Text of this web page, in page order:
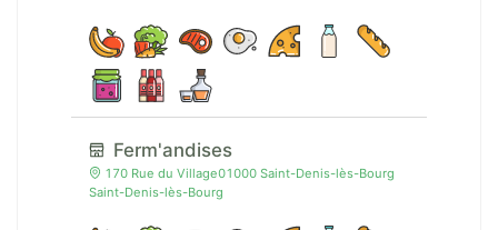
Ferm'andises
170 Rue du Village01000 Saint-Denis-lès-Bourg
Saint-Denis-lès-Bourg